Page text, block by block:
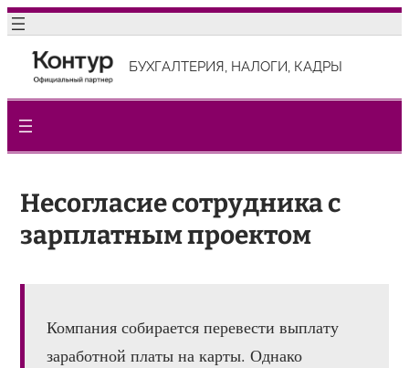
Перейти
содержимому
БУХГАЛТЕРИЯ, НАЛОГИ, КАДРЫ
Несогласие сотрудника с
зарплатным проектом
Компания собирается перевести выплату
заработной платы на карты. Однако